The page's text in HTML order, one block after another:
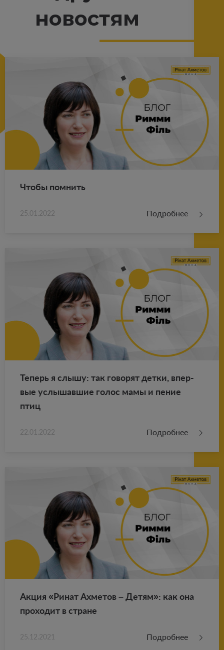
новостям
Чтобы пом­нить
25.01.2022 Подробнее
Те­перь я слышу: так го­во­рят детки, впер­
вые услы­шав­шие голос мамы и пение
птиц
22.01.2022 Подробнее
Акция «Ринат Ах­ме­тов – Детям»: как она
про­хо­дит в стране
25.12.2021 Подробнее